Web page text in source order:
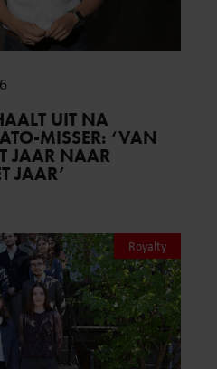
UIT NA
MISSER: ‘VAN
JAAR NAAR
JAAR’
Royalty